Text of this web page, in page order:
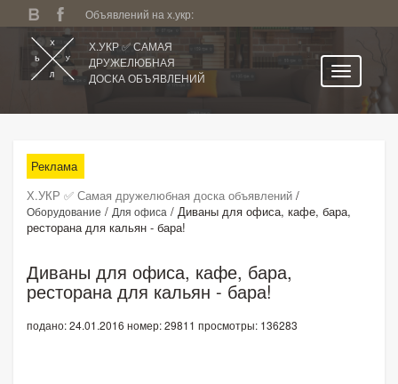
Объявлений на х.укр:
Х.УКР ✅ САМАЯ
ДРУЖЕЛЮБНАЯ
ДОСКА ОБЪЯВЛЕНИЙ
Все регионы
Категории
Избранное
Личный кабинет
Поиск по сайту
Подать объявление
Реклама
Х.УКР ✅ Самая дружелюбная доска объявлений /
Оборудование / Для офиса / Диваны для офиса, кафе, бара,
ресторана для кальян - бара!
Диваны для офиса, кафе, бара,
ресторана для кальян - бара!
подано: 24.01.2016 номер: 29811 просмотры: 136283